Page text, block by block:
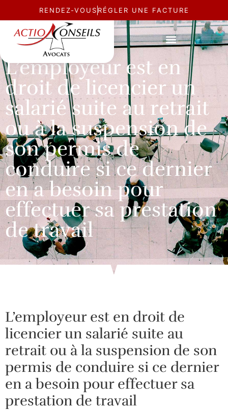
RENDEZ-VOUS RÉGLER UNE FACTURE
ACTUALITÉ
L’employeur est en
droit de licencier un
salarié suite au retrait
ou à la suspension de
son permis de
conduire si ce dernier
en a besoin pour
effectuer sa prestation
de travail
L’employeur est en droit de
licencier un salarié suite au
retrait ou à la suspension de son
permis de conduire si ce dernier
en a besoin pour effectuer sa
prestation de travail